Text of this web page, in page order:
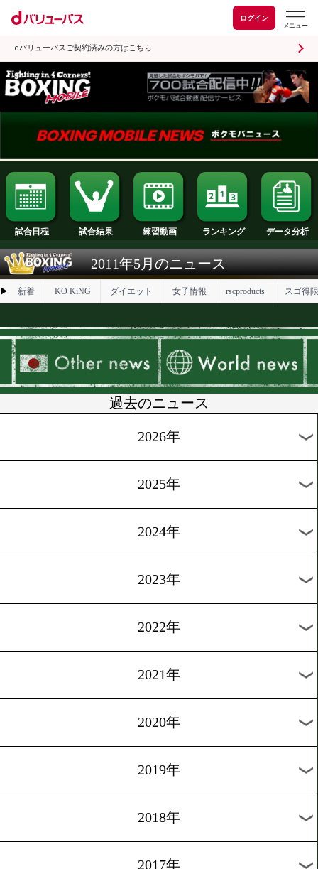
ログイン
dバリューパスご契約済みの方はこちら
試合日程 試合結果 練習動画 ランキング
新着 ダイエット
過去のニュース
2026年
2025年
2023年
2021年